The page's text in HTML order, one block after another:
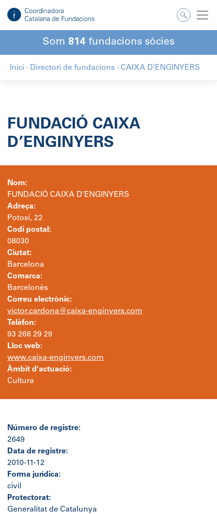
contingut
Som 814 fundacions sòcies
Inici · Directori de fundacions · CAIXA D’ENGINYERS
FUNDACIÓ CAIXA
D’ENGINYERS
Nom:
FUNDACIÓ CAIXA D’ENGINYERS
Adreça:
Potosí, 22
Codi postal:
08030
Ciutat:
Barcelona
Comarca:
Barcelonès
Correu electrònic:
victor.cardona@caixa-enginyers.com
Telèfon:
93 268 29 29
Lloc web:
www.caixa-enginyers.com
Àmbit d'actuació:
Cultura
Número de registre:
2649
Data de registre:
2010-11-12
Forma jurídica:
civil
Protectorat:
Generalitat de Catalunya